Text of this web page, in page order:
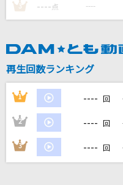
笑顔のループ
[生音]サクラ咲ケ
嵐(アラシ)
DAMの新
3 ---- 点 ----
再生回数ランキング
1 ---- 回
2 ---- 回
3 ---- 回